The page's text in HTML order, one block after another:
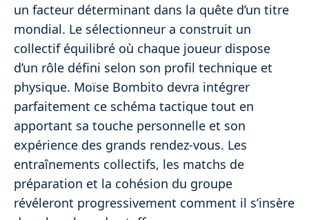
un facteur déterminant dans la quête d’un titre
mondial. Le sélectionneur a construit un
collectif équilibré où chaque joueur dispose
d’un rôle défini selon son profil technique et
physique. Moïse Bombito devra intégrer
parfaitement ce schéma tactique tout en
apportant sa touche personnelle et son
expérience des grands rendez-vous. Les
entraînements collectifs, les matchs de
préparation et la cohésion du groupe
révéleront progressivement comment il s’insère